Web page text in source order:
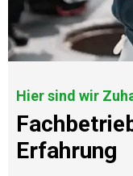
Hier sind wir
Erfahrung